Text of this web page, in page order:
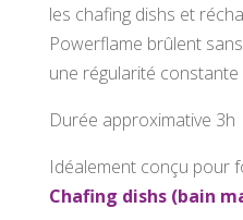
les chafing dishs et
Powerflame brûlent
une régularité constante
Durée approximative 3h
Idéalement conçu pour
Chafing dishs (bain